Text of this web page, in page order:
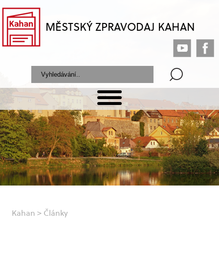
MĚSTSKÝ ZPRAVODAJ KAHAN
Kahan > Články